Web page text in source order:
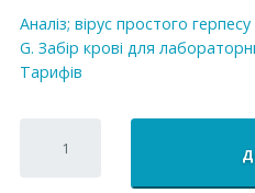
Аналіз; вірус простого
G. Забір крові для
Тарифів